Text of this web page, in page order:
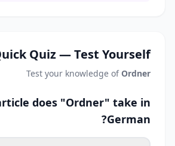
Quiz — Test Yourself
Test your knowledge of Ordner
does "Ordner" take in
German?